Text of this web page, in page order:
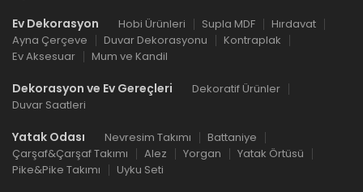
Ev Dekorasyon Hobi Ürünleri Supla MDF
Hırdavat
Ayna Çerçeve
Duvar Dekorasyonu
Kontraplak
Ev Aksesuar
Mum ve Kandil
Dekorasyon ve Ev Gereçleri
Dekoratif Ürünler
Duvar Saatleri
Yatak Odası Nevresim Takımı
Battaniye
Çarşaf&Çarşaf Takımı
Alez Yorgan
Yatak Örtüsü
Pike&Pike Takımı
Uyku Seti